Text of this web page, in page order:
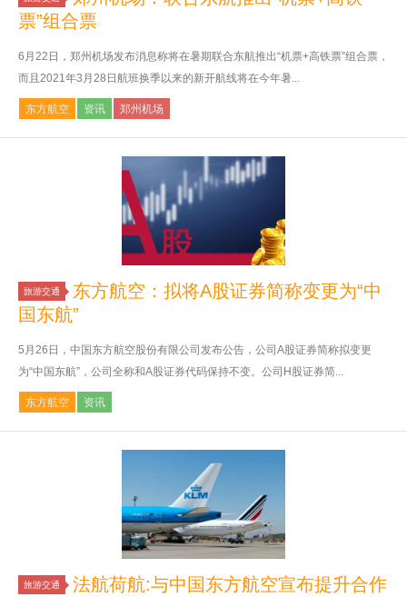
票”组合票
6月22日，郑州机场发布消息称将在暑期联合东航推出“机票+高铁票”组合票，
而且2021年3月28日航班换季以来的新开航线将在今年暑...
东方航空 资讯 郑州机场
旅游交通
东方航空：拟将A股证券简称变更为“中
国东航”
5月26日，中国东方航空股份有限公司发布公告，公司A股证券简称拟变更
为“中国东航”，公司全称和A股证券代码保持不变。公司H股证券简...
东方航空 资讯
旅游交通
法航荷航:与中国东方航空宣布提升合作